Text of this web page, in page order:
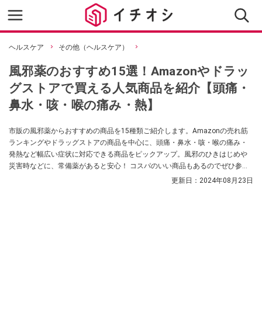
ヘルスケア その他（ヘルスケア）
風邪薬のおすすめ15選！Amazonやドラッ
グストアで買える人気商品を紹介【頭痛・
鼻水・咳・喉の痛み・熱】
市販の風邪薬からおすすめの商品を15種類ご紹介します。Amazonの売れ筋
ランキングやドラッグストアの商品を中心に、頭痛・鼻水・咳・喉の痛み・
発熱など幅広い症状に対応できる商品をピックアップ。風邪のひきはじめや
災害時などに、常備薬があると安心！ コスパのいい商品もあるのでぜひ参考
更新日： 2024年08月23日